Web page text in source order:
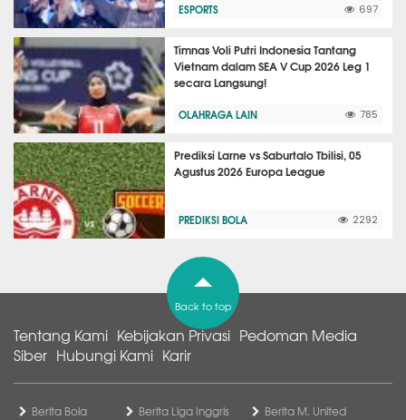
ESPORTS 697
Timnas Voli Putri Indonesia Tantang
Vietnam dalam SEA V Cup 2026 Leg 1
secara Langsung!
OLAHRAGA LAIN 785
Prediksi Larne vs Saburtalo Tbilisi, 05
Agustus 2026 Europa League
PREDIKSI BOLA 2292
Back to top
Tentang Kami Kebijakan Privasi Pedoman Media
Siber Hubungi Kami Karir
Berita Bola Berita Liga Inggris Berita M. United